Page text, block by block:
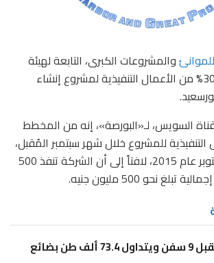
والمشروعات الكبرى، التابعة لهيئة
قناة السويس نحو 30% من الأعمال التنفيذية لمشروع إنشاء
السويس، لـ«البورصة»، إنه من المخطط
التنفيذية للمشروع خلال شهر سبتمبر المُقبل،
والتى بدأت شهر أكتوبر عام 2015، لافتاً إلى أن الشركة تنفذ 500
نحو 500 مليون جنيه.
بضائع